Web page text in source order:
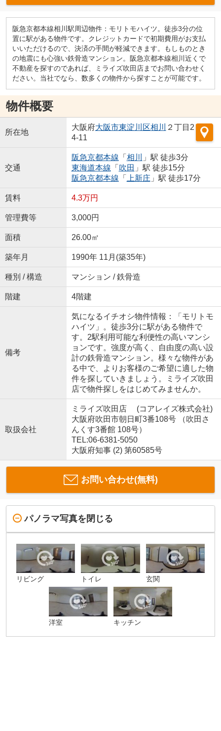
阪急京都本線相川駅周辺物件：モリトモハイツ。徒歩3分の位
置に駅がある物件です。クレジットカードで初期費用がお支払
いいただけるので、決済の手間が軽減できます。もしものとき
の地震にも心強い鉄骨造マンション。阪急京都本線相川近くで
不動産を探すのであれば、ミライズ吹田店までお問い合わせく
ださい。当社でなら、数多くの物件から探すことが可能です。
物件概要
所在地
大阪府大阪市東淀川区相川
２丁目2
4-11
交通
阪急京都本線 「 相川
」駅 徒歩3分
東海道本線 「 吹田 」駅 徒歩15分
阪急京都本線 「 上新庄 」駅 徒歩17分
賃料 4.3万円
管理費等 3,000円
面積 26.00㎡
築年月 1990年 11月(築35年)
種別 / 構造 マンション / 鉄骨造
階建 4階建
備考
気になるイチオシ物件情報：「モリトモ
ハイツ」。徒歩3分に駅がある物件で
す。2駅利用可能な利便性の高いマンシ
ョンです。強度が高く、自由度の高い設
計の鉄骨造マンション。様々な物件があ
る中で、よりお客様のご希望に適した物
件を探していきましょう。ミライズ吹田
店で物件探しをはじめてみませんか。
取扱会社
ミライズ吹田店 (コアレイズ株式会社)
大阪府吹田市朝日町3番108号 （吹田さ
んくす3番館 108号）
TEL:06-6381-5050
大阪府知事 (2) 第60585号
お問い合わせ(無料)
パノラマ写真を閉じる
リビング トイレ 玄関
洋室 キッチン